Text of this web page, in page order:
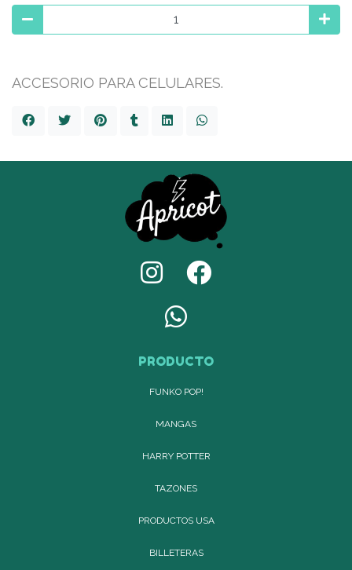
ACCESORIO PARA CELULARES.
PRODUCTO
FUNKO POP!
MANGAS
HARRY POTTER
TAZONES
PRODUCTOS USA
BILLETERAS